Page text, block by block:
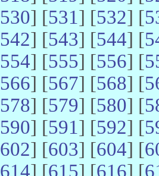
530] [531] [532] [
542] [543] [544] [
554] [555] [556] [
566] [567] [568] [
578] [579] [580] [
590] [591] [592] [
602] [603] [604] [
614] [615] [616] [